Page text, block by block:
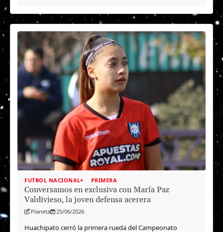
FUTBOL NACIONAL PRIMERA
Conversamos en exclusiva con María Paz
Valdivieso, la joven defensa acerera
Planeta 25/06/2026
Huachipato cerró la primera rueda del Campeonato